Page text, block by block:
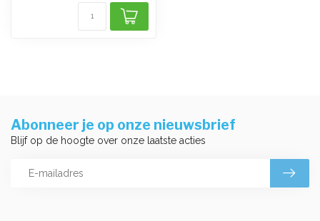
Abonneer je op onze nieuwsbrief
Blijf op de hoogte over onze laatste acties